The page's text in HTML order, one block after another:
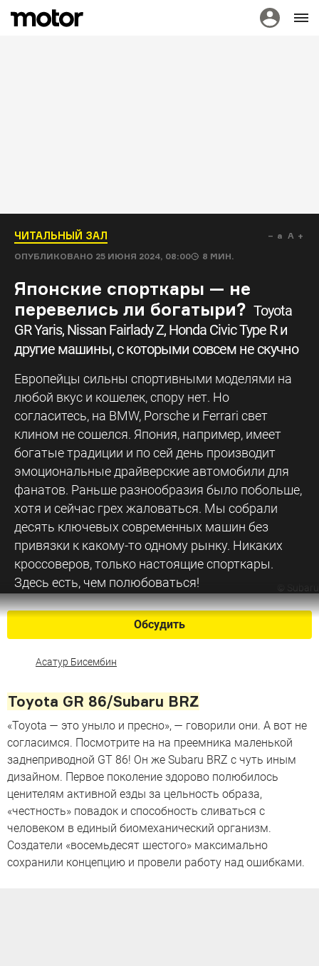
ЧИТАЛЬНЫЙ ЗАЛ
ОПУБЛИКОВАНО 25 ИЮНЯ 2024, 08:00 8 МИН.
a A
Японские спорткары — не
перевелись ли богатыри? Toyota
GR Yaris, Nissan Fairlady Z, Honda Civic Type R и
другие машины, с которыми совсем не скучно
Европейцы сильны спортивными моделями на
любой вкус и кошелек, спору нет. Но
согласитесь, на BMW, Porsche и Ferrari свет
клином не сошелся. Япония, например, имеет
богатые традиции и по сей день производит
эмоциональные драйверские автомобили для
фанатов. Раньше разнообразия было побольше,
хотя и сейчас грех жаловаться. Мы собрали
десять ключевых современных машин без
привязки к какому-то одному рынку. Никаких
кроссоверов, только настоящие спорткары.
Здесь есть, чем полюбоваться!
© Subaru
Обсудить
Асатур Бисембин
Toyota GR 86/Subaru BRZ
«Toyota — это уныло и пресно», — говорили они. А вот не
согласимся. Посмотрите на на преемника маленькой
заднеприводной GT 86! Он же Subaru BRZ с чуть иным
дизайном. Первое поколение здорово полюбилось
ценителям активной езды за цельность образа,
«честность» повадок и способность сливаться с
человеком в единый биомеханический организм.
Создатели «восемьдесят шестого» максимально
сохранили концепцию и провели работу над ошибками.